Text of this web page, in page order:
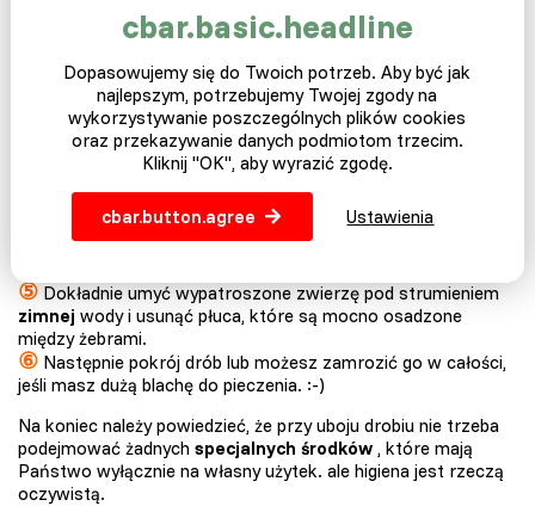
Po doskonałym oczyszczeniu drobiu z zewnątrz, nadszedł
czas, aby wyczyścić wnętrze, a mianowicie ugotować
Możesz przeczytać, jak odbywa się gotowanie w
następujących punktach:
Wykonaj nacięcie od mostka w kierunkukloaki.
Nacięcie otwiera jamę ustną, z której ostrożnie usuwasz
Następnie wycinasz kloakę, oddzielasz także szyję od ciała
i wyciągaszkolana, przełyku i krtani z góry.
Żołądeknależy również wyciąć, oczyścić i usunąć błony
⑤ Dokładnie umyć wypatroszone zwierzę pod strumieniem
zimnej wody i usunąć płuca, które są mocno osadzone
między żebrami.
⑥ Następnie pokrój drób lub możesz zamrozić go w całości,
jeśli masz dużą blachę do pieczenia. :-)
Na koniec należy powiedzieć, że przy uboju drobiu nie trzeba
podejmować żadnych specjalnych środków , które mają
Państwo wyłącznie na własny użytek. ale higiena jest rzeczą
oczywistą.
cbar.basic.headline
Dopasowujemy się do Twoich potrzeb. Aby być jak
najlepszym, potrzebujemy Twojej zgody na
wykorzystywanie poszczególnych plików cookies
oraz przekazywanie danych podmiotom trzecim.
Kliknij "OK", aby wyrazić zgodę.
cbar.button.agree Ustawienia